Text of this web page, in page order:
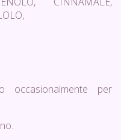
occasionalmente per